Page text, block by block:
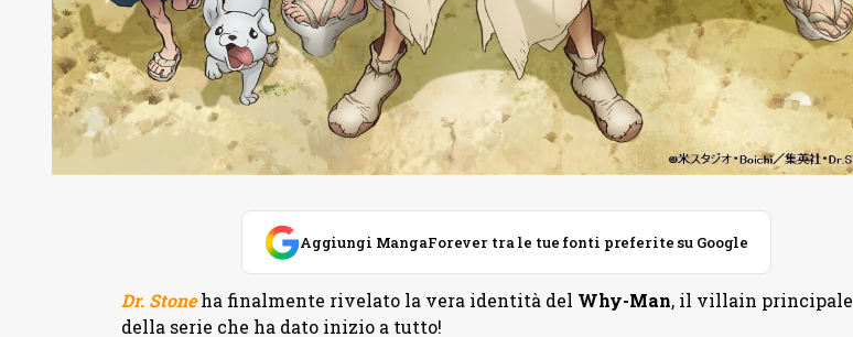
Aggiungi MangaForever tra le tue fonti preferite su Google
Dr. Stoneha finalmente rivelato la vera identità del Why-Man, il villain principale
della serie che ha dato inizio a tutto!